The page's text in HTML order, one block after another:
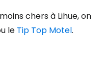
chers à Lihue, on
le Tip Top Motel.